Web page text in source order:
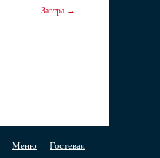
Завтра →
Меню
Гостевая